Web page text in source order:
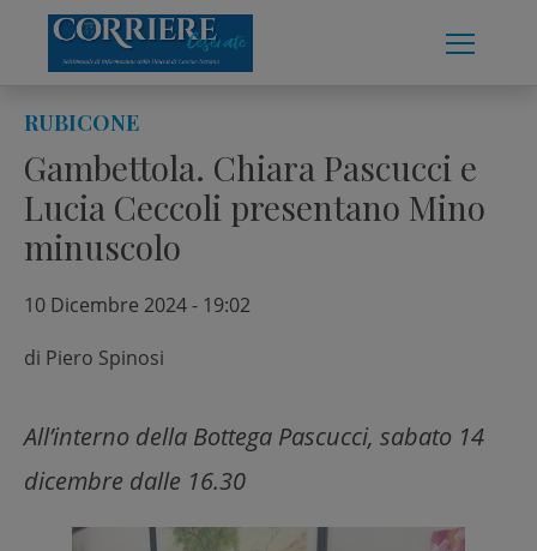
content
RUBICONE
Gambettola. Chiara Pascucci e
Lucia Ceccoli presentano Mino
minuscolo
10 Dicembre 2024 - 19:02
di Piero Spinosi
All’interno della Bottega Pascucci, sabato 14
dicembre dalle 16.30